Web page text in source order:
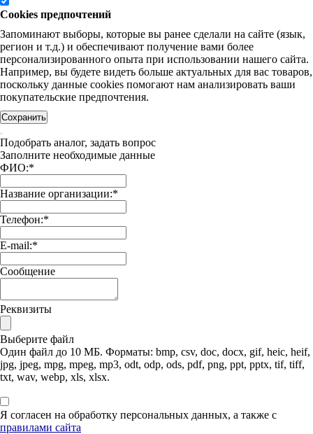
Cookies предпочтений
Запоминают выборы, которые вы ранее сделали на сайте (язык,
регион и т.д.) и обеспечивают получение вами более
персонализированного опыта при использовании нашего сайта.
Например, вы будете видеть больше актуальных для вас товаров,
поскольку данные cookies помогают нам анализировать ваши
покупательские предпочтения.
Сохранить
Подобрать аналог, задать вопрос
Заполните необходимые данные
ФИО:*
Название организации:*
Телефон:*
E-mail:*
Сообщение
Реквизиты
Выберите файл
Один файл до 10 МБ. Форматы: bmp, csv, doc, docx, gif, heic, heif,
jpg, jpeg, mpg, mpeg, mp3, odt, odp, ods, pdf, png, ppt, pptx, tif, tiff,
txt, wav, webp, xls, xlsx.
Я согласен на обработку персональных данных, а также с
правилами сайта